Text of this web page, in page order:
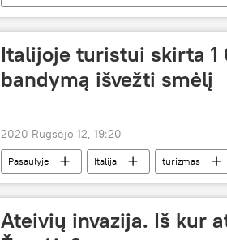
lašiša
COVID-19
Italijoje turistui skirta 1
bandymą išvežti smėlį
2020 Rugsėjo 12, 19:20
Pasaulyje Italija turizmas
Ateivių invazija. Iš kur